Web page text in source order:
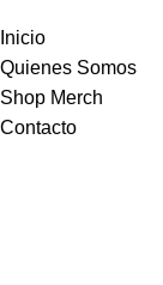
Inicio
Quienes Somos
Shop Merch
Contacto